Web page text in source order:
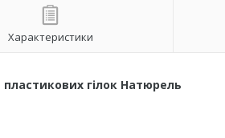
Характеристики
пластикових гілок Натюрель